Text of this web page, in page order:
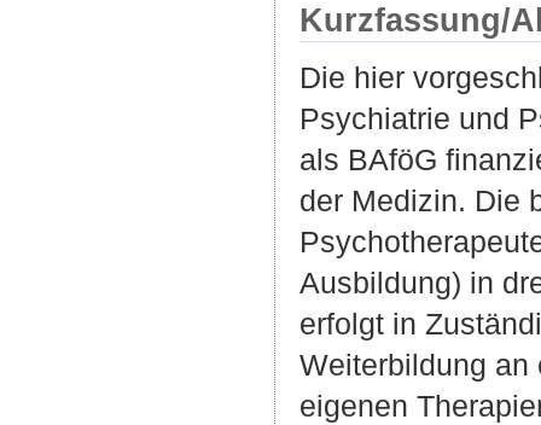
Kurzfassung/
Die hier
Psychiatrie und
als BAföG
der Medizin. Die
Ausbildung) in
erfolgt in
Weiterbildung an
eigenen